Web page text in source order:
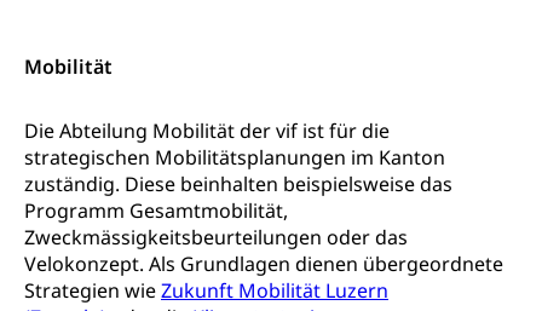
Mobilität
Die Abteilung Mobilität der vif ist für die
strategischen Mobilitätsplanungen im Kanton
zuständig. Diese beinhalten beispielsweise das
Programm Gesamtmobilität,
Zweckmässigkeitsbeurteilungen oder das
Velokonzept. Als Grundlagen dienen übergeordnete
Strategien wieZukunft Mobilität Luzern
Ergänzungsleistungen, Altersvorsorge,
Todesfallversicherung
Hilfslosenentschädigung (WAS Luzern)
AHV-Hinterlassenenrente (WAS Luzern)
AHV-Beiträge (WAS Luzern)
Informationsstelle AHV/IV
Ergänzungsleistungen (EL) (WAS Luzern)
Behinderung
Körperbehinderung, körperliche Behinderung,
geistige Behinderung, psychische Behinderung,
Erwerbsunfähigkeit, Behinderte
Inklusion im Sport